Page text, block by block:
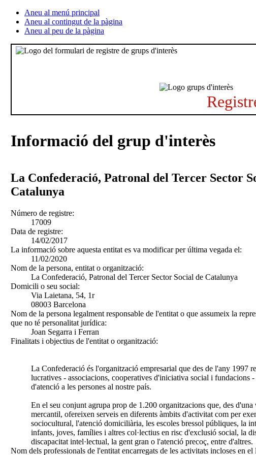
Aneu al menú principal
Aneu al contingut de la pàgina
Aneu al peu de la pàgina
Informació del grup d'interès
La Confederació, Patronal del Tercer Sector
Catalunya
Número de registre:
17009
Data de registre:
14/02/2017
La informació sobre aquesta entitat es va modificar per última vegada el:
11/02/2020
Nom de la persona, entitat o organització:
La Confederació, Patronal del Tercer Sector Social de Catalunya
Domicili o seu social:
Via Laietana, 54, 1r
08003 Barcelona
Nom de la persona legalment responsable de l'entitat o que assumeix la
que no té personalitat jurídica:
Joan Segarra i Ferran
Finalitats i objectius de l'entitat o organització:
La Confederació és l'organització empresarial que des de l'any 1997
lucratives - associacions, cooperatives d'iniciativa social i fundacions -
d'atenció a les persones al nostre país.
En el seu conjunt agrupa prop de 1.200 organitzacions que, des d'una
mercantil, ofereixen serveis en diferents àmbits d'activitat com per
sociocultural, l'atenció domiciliària, les escoles bressol públiques, la
infants, joves, famílies i altres col·lectius en risc d'exclusió social, la
discapacitat intel·lectual, la gent gran o l'atenció precoç, entre d'altres.
Nom dels professionals de l'entitat encarregats de les activitats incloses en el